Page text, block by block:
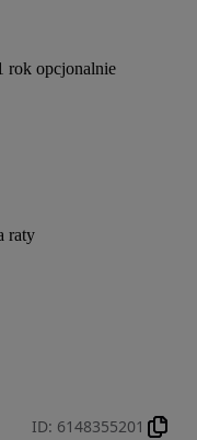
rok opcjonalnie
raty
ID: 6148355201